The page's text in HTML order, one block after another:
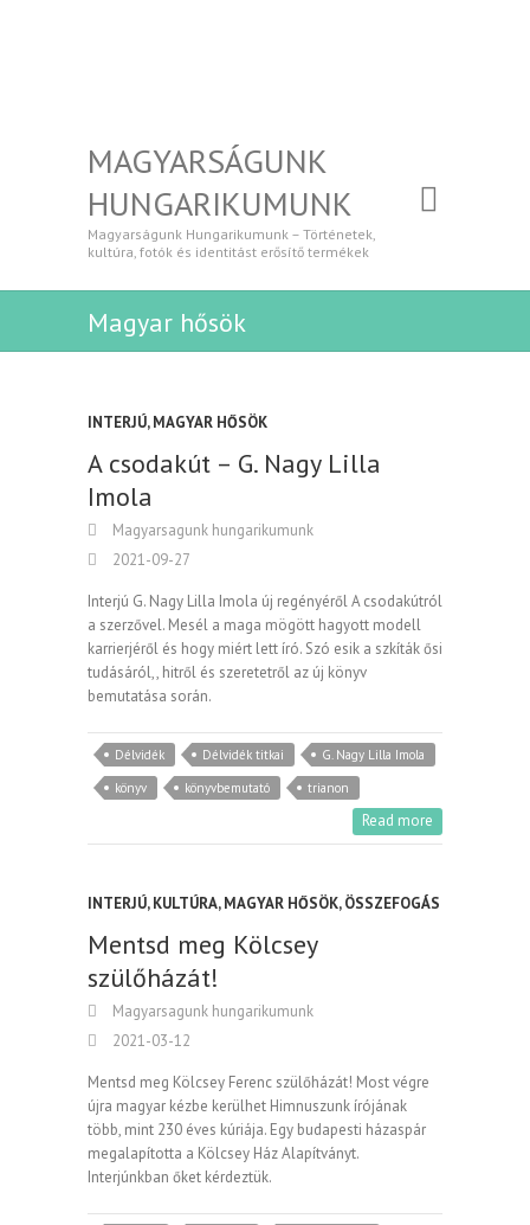
MAGYARSÁGUNK
HUNGARIKUMUNK
Magyarságunk Hungarikumunk – Történetek,
kultúra, fotók és identitást erősítő termékek
Magyar hősök
INTERJÚ,MAGYAR HŐSÖK
A csodakút – G. Nagy Lilla
Imola
Magyarsagunk hungarikumunk
2021-09-27
Interjú G. Nagy Lilla Imola új regényéről A csodakútról
a szerzővel. Mesél a maga mögött hagyott modell
karrierjéről és hogy miért lett író. Szó esik a szkíták ősi
tudásáról,, hitről és szeretetről az új könyv
bemutatása során.
Délvidék Délvidék titkai
G. Nagy Lilla Imola
könyv
könyvbemutató trianon
Read more
INTERJÚ,KULTÚRA,MAGYAR HŐSÖK,ÖSSZEFOGÁS
Mentsd meg Kölcsey
szülőházát!
Magyarsagunk hungarikumunk
2021-03-12
Mentsd meg Kölcsey Ferenc szülőházát! Most végre
újra magyar kézbe kerülhet Himnuszunk írójának
több, mint 230 éves kúriája. Egy budapesti házaspár
megalapította a Kölcsey Ház Alapítványt.
Interjúnkban őket kérdeztük.